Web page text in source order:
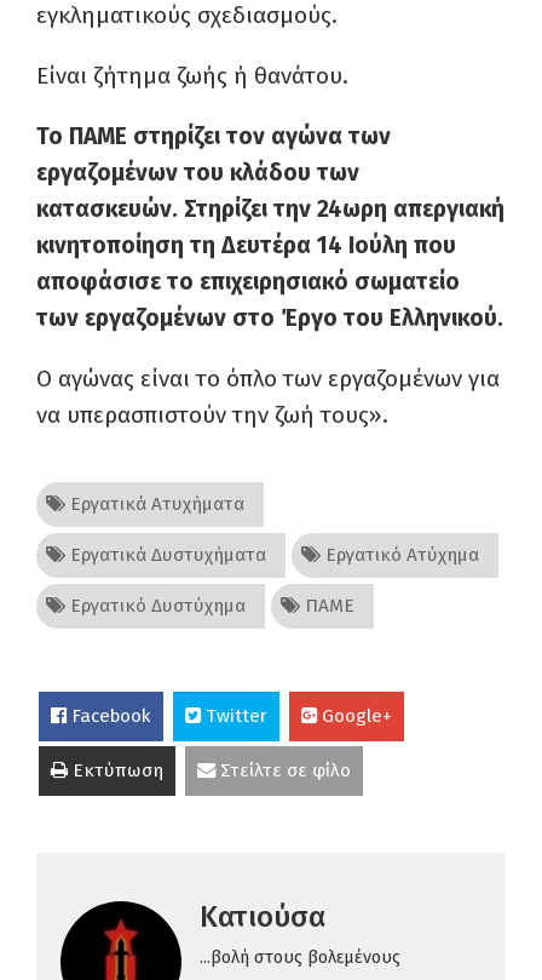
εγκληματικούς σχεδιασμούς.
Είναι ζήτημα ζωής ή θανάτου.
Το ΠΑΜΕ στηρίζει τον αγώνα των
εργαζομένων του κλάδου των
κατασκευών. Στηρίζει την 24ωρη απεργιακή
κινητοποίηση τη Δευτέρα 14 Ιούλη που
αποφάσισε το επιχειρησιακό σωματείο
των εργαζομένων στο Έργο του Ελληνικού.
Ο αγώνας είναι το όπλο των εργαζομένων για
να υπερασπιστούν την ζωή τους».
Εργατικά Ατυχήματα
Εργατικά Δυστυχήματα Εργατικό Ατύχημα
Εργατικό Δυστύχημα ΠΑΜΕ
Facebook Twitter Google+
Εκτύπωση Στείλτε σε φίλο
Κατιούσα
...βολή στους βολεμένους